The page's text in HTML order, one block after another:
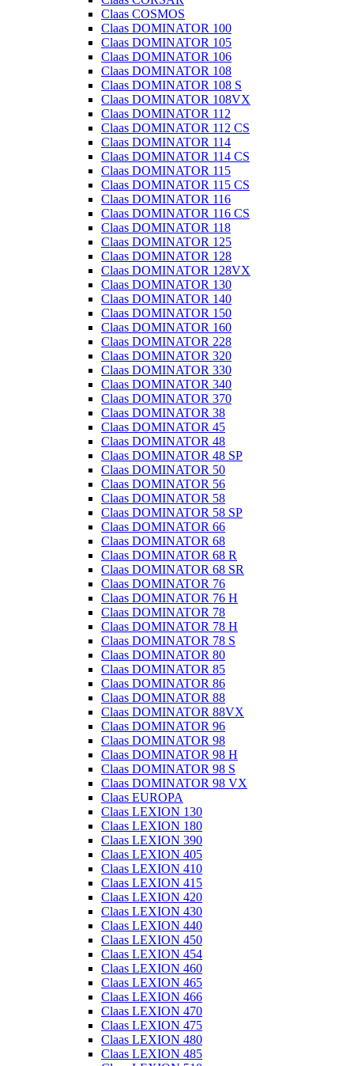
Claas COSMOS
Claas DOMINATOR 100
Claas DOMINATOR 105
Claas DOMINATOR 106
Claas DOMINATOR 108
Claas DOMINATOR 108 S
Claas DOMINATOR 108VX
Claas DOMINATOR 112
Claas DOMINATOR 112 CS
Claas DOMINATOR 114
Claas DOMINATOR 114 CS
Claas DOMINATOR 115
Claas DOMINATOR 115 CS
Claas DOMINATOR 116
Claas DOMINATOR 116 CS
Claas DOMINATOR 118
Claas DOMINATOR 125
Claas DOMINATOR 128
Claas DOMINATOR 128VX
Claas DOMINATOR 130
Claas DOMINATOR 140
Claas DOMINATOR 150
Claas DOMINATOR 160
Claas DOMINATOR 228
Claas DOMINATOR 320
Claas DOMINATOR 330
Claas DOMINATOR 340
Claas DOMINATOR 370
Claas DOMINATOR 38
Claas DOMINATOR 45
Claas DOMINATOR 48
Claas DOMINATOR 48 SP
Claas DOMINATOR 50
Claas DOMINATOR 56
Claas DOMINATOR 58
Claas DOMINATOR 58 SP
Claas DOMINATOR 66
Claas DOMINATOR 68
Claas DOMINATOR 68 R
Claas DOMINATOR 68 SR
Claas DOMINATOR 76
Claas DOMINATOR 76 H
Claas DOMINATOR 78
Claas DOMINATOR 78 H
Claas DOMINATOR 78 S
Claas DOMINATOR 80
Claas DOMINATOR 85
Claas DOMINATOR 86
Claas DOMINATOR 88
Claas DOMINATOR 88VX
Claas DOMINATOR 96
Claas DOMINATOR 98
Claas DOMINATOR 98 H
Claas DOMINATOR 98 S
Claas DOMINATOR 98 VX
Claas EUROPA
Claas LEXION 130
Claas LEXION 180
Claas LEXION 390
Claas LEXION 405
Claas LEXION 410
Claas LEXION 415
Claas LEXION 420
Claas LEXION 430
Claas LEXION 440
Claas LEXION 450
Claas LEXION 454
Claas LEXION 460
Claas LEXION 465
Claas LEXION 466
Claas LEXION 470
Claas LEXION 475
Claas LEXION 480
Claas LEXION 485